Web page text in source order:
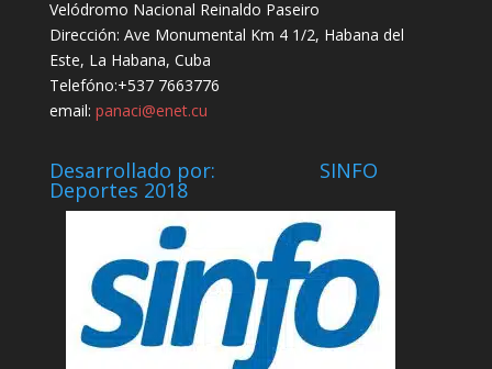
Velódromo Nacional Reinaldo Paseiro
Dirección: Ave Monumental Km 4 1/2, Habana del
Este, La Habana, Cuba
Telefóno:+537 7663776
email: panaci@enet.cu
Desarrollado por: SINFO
Deportes 2018